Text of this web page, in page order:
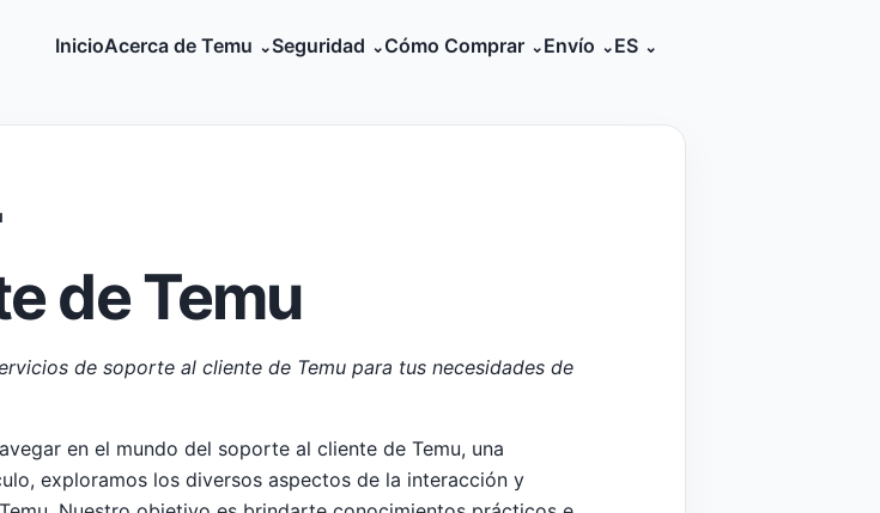
InicioAcerca de Temu Seguridad Cómo Comprar Envío ES
de Temu
de soporte al cliente de Temu para tus necesidades de
en el mundo del soporte al cliente de Temu, una
exploramos los diversos aspectos de la interacción y